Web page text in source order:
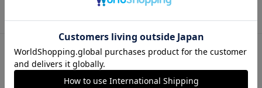
ス オールシーズン エントリープライス
アイテム詳細
＊セット着用可（ジャケットは別売りとなります。）